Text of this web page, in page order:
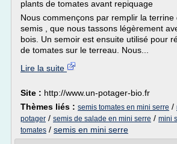
plants de tomates avant repiquage
Nous commençons par remplir la
semis , que nous tassons légèrement
bois. Un semoir est ensuite utilisé pour
de tomates sur le terreau. Nous...
Lire la suite
Site : http://www.un-potager-bio.fr
Thèmes liés : semis tomates en mini serre /
potager / semis de salade en mini serre / mini
tomates / semis en mini serre